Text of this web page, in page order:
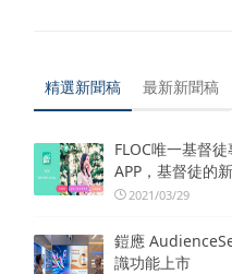
精選新聞稿 最新新聞稿
FLOC唯一基督
APP，基督徒的
2021/03/29
鎧應
識功能上市